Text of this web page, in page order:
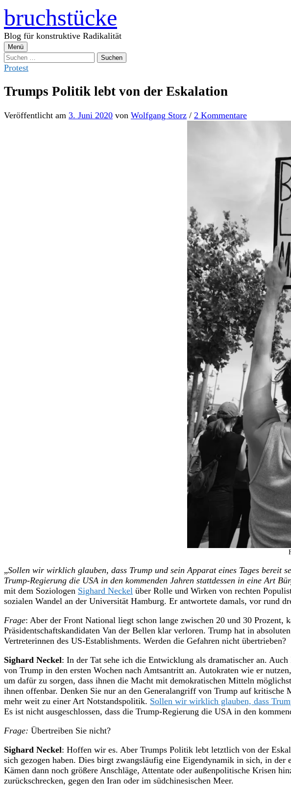
Zum
Inhalt
überspringen
bruchstücke
Blog für konstruktive Radikalität
Menü
Suchen
nach:
Protest
Trumps Politik lebt von der Eskalation
Veröffentlicht am 3. Juni 2020 von Wolfgang Storz / 2 Kommentare
„Sollen wir wirklich glauben, dass Trump und sein Apparat eines Tages bereit
Trump-Regierung die USA in den kommenden Jahren stattdessen in eine Art
mit dem Soziologen Sighard Neckel über Rolle und Wirken von rechten
sozialen Wandel an der Universität Hamburg. Er antwortete damals, vor rund
Frage: Aber der Front National liegt schon lange zwischen 20 und 30 Prozent,
Präsidentschaftskandidaten Van der Bellen klar verloren. Trump hat in
Vertreterinnen des US-Establishments. Werden die Gefahren nicht übertrieben?
Sighard Neckel: In der Tat sehe ich die Entwicklung als dramatischer an.
von Trump in den ersten Wochen nach Amtsantritt an. Autokraten wie er
um dafür zu sorgen, dass ihnen die Macht mit demokratischen Mitteln
ihnen offenbar. Denken Sie nur an den Generalangriff von Trump auf
mehr weit zu einer Art Notstandspolitik. Sollen wir wirklich glauben, dass
Es ist nicht ausgeschlossen, dass die Trump-Regierung die USA in den
Frage: Übertreiben Sie nicht?
Sighard Neckel: Hoffen wir es. Aber Trumps Politik lebt letztlich von der
sich gezogen haben. Dies birgt zwangsläufig eine Eigendynamik in sich, in
Kämen dann noch größere Anschläge, Attentate oder außenpolitische Krisen
zurückschrecken, gegen den Iran oder im südchinesischen Meer.